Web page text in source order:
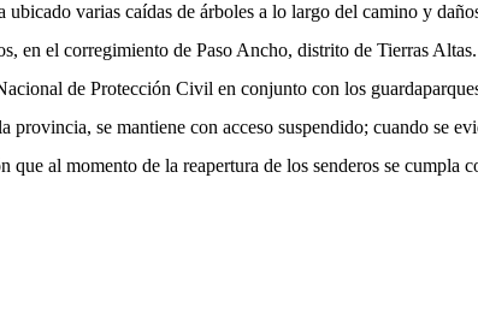
ubicado varias caídas de árboles a lo largo del camino y
en el corregimiento de Paso Ancho, distrito de Tierras Altas.
de Protección Civil en conjunto con los
provincia, se mantiene con acceso suspendido; cuando se
al momento de la reapertura de los senderos se cumpla